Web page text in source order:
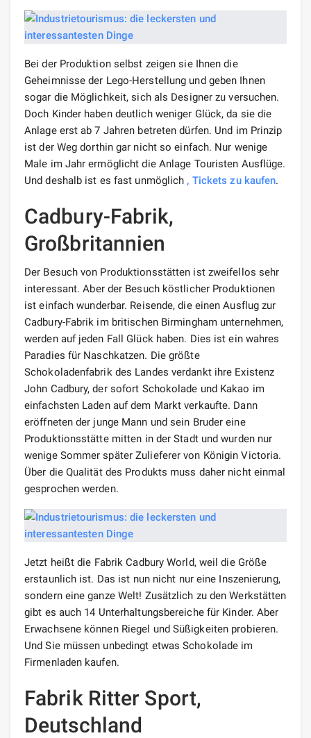
Bei der Produktion selbst zeigen sie Ihnen die
Geheimnisse der Lego-Herstellung und geben Ihnen
sogar die Möglichkeit, sich als Designer zu versuchen.
Doch Kinder haben deutlich weniger Glück, da sie die
Anlage erst ab 7 Jahren betreten dürfen. Und im Prinzip
ist der Weg dorthin gar nicht so einfach. Nur wenige
Male im Jahr ermöglicht die Anlage Touristen Ausflüge.
Und deshalb ist es fast unmöglich , Tickets zu kaufen.
Cadbury-Fabrik,
Großbritannien
Der Besuch von Produktionsstätten ist zweifellos sehr
interessant. Aber der Besuch köstlicher Produktionen
ist einfach wunderbar. Reisende, die einen Ausflug zur
Cadbury-Fabrik im britischen Birmingham unternehmen,
werden auf jeden Fall Glück haben. Dies ist ein wahres
Paradies für Naschkatzen. Die größte
Schokoladenfabrik des Landes verdankt ihre Existenz
John Cadbury, der sofort Schokolade und Kakao im
einfachsten Laden auf dem Markt verkaufte. Dann
eröffneten der junge Mann und sein Bruder eine
Produktionsstätte mitten in der Stadt und wurden nur
wenige Sommer später Zulieferer von Königin Victoria.
Über die Qualität des Produkts muss daher nicht einmal
gesprochen werden.
Jetzt heißt die Fabrik Cadbury World, weil die Größe
erstaunlich ist. Das ist nun nicht nur eine Inszenierung,
sondern eine ganze Welt! Zusätzlich zu den Werkstätten
gibt es auch 14 Unterhaltungsbereiche für Kinder. Aber
Erwachsene können Riegel und Süßigkeiten probieren.
Und Sie müssen unbedingt etwas Schokolade im
Firmenladen kaufen.
Fabrik Ritter Sport,
Deutschland